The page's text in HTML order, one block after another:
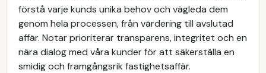
förstå varje kunds unika behov och vägleda dem
genom hela processen, från värdering till avslutad
affär. Notar prioriterar transparens, integritet och en
nära dialog med våra kunder för att säkerställa en
smidig och framgångsrik fastighetsaffär.